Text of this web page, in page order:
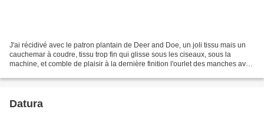
J'ai récidivé avec le patron plantain de Deer and Doe, un joli tissu mais un
cauchemar à coudre, tissu trop fin qui glisse sous les ciseaux, sous la
machine, et comble de plaisir à la dernière finition l'ourlet des manches avec
Datura